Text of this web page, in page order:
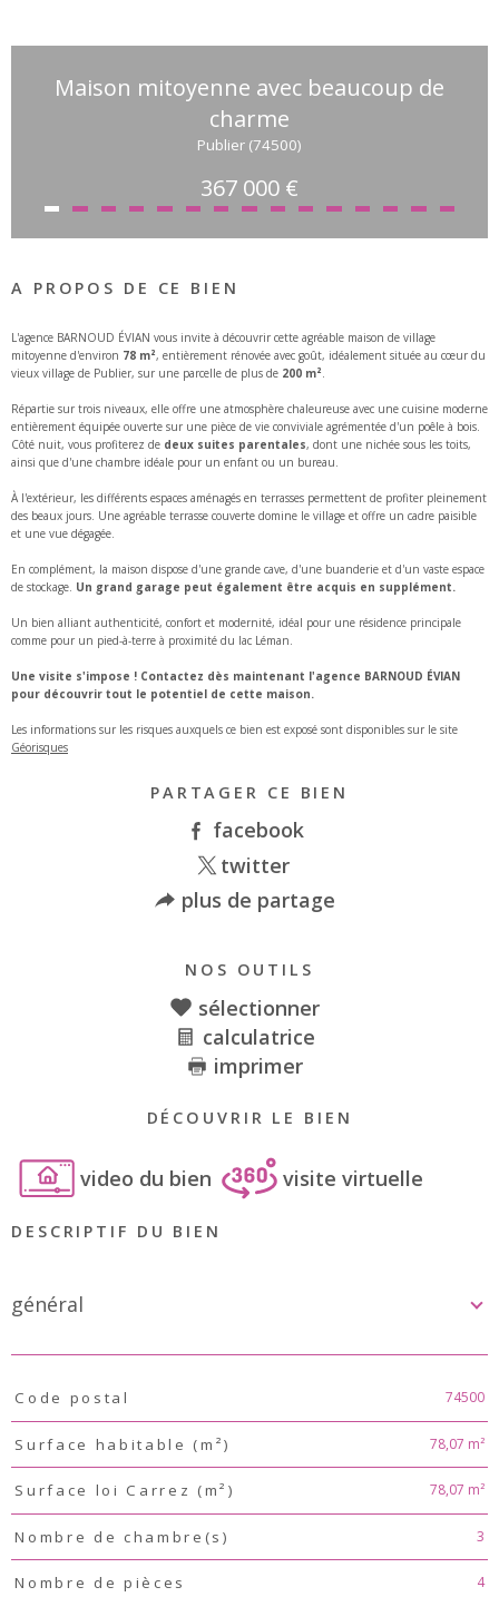
Maison mitoyenne avec beaucoup de
charme
Publier (74500)
367 000 €
A PROPOS DE CE BIEN
L'agence BARNOUD ÉVIAN vous invite à découvrir cette agréable maison de village
mitoyenne d'environ 78 m², entièrement rénovée avec goût, idéalement située au cœur du
vieux village de Publier, sur une parcelle de plus de 200 m².
Répartie sur trois niveaux, elle offre une atmosphère chaleureuse avec une cuisine moderne
entièrement équipée ouverte sur une pièce de vie conviviale agrémentée d'un poêle à bois.
Côté nuit, vous profiterez de deux suites parentales, dont une nichée sous les toits,
ainsi que d'une chambre idéale pour un enfant ou un bureau.
À l'extérieur, les différents espaces aménagés en terrasses permettent de profiter pleinement
des beaux jours. Une agréable terrasse couverte domine le village et offre un cadre paisible
et une vue dégagée.
En complément, la maison dispose d'une grande cave, d'une buanderie et d'un vaste espace
de stockage. Un grand garage peut également être acquis en supplément.
Un bien alliant authenticité, confort et modernité, idéal pour une résidence principale
comme pour un pied-à-terre à proximité du lac Léman.
Une visite s'impose ! Contactez dès maintenant l'agence BARNOUD ÉVIAN
pour découvrir tout le potentiel de cette maison.
Les informations sur les risques auxquels ce bien est exposé sont disponibles sur le site
Géorisques
PARTAGER CE BIEN
facebook
twitter
plus de partage
NOS OUTILS
sélectionner
calculatrice
imprimer
DÉCOUVRIR LE BIEN
video du bien visite virtuelle
DESCRIPTIF DU BIEN
général
TRAD_PAMPERO_Caracteristique
Code postal 74500
Surface habitable (m²) 78,07 m²
Surface loi Carrez (m²) 78,07 m²
Nombre de chambre(s) 3
Nombre de pièces 4